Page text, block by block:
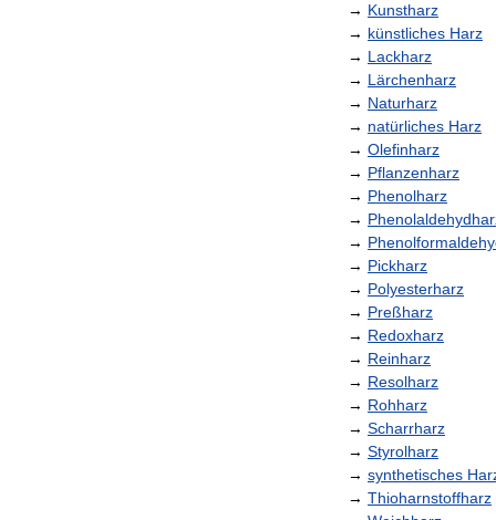
→ Kunstharz
→ künstliches Harz
→ Lackharz
→ Lärchenharz
→ Naturharz
→ natürliches Harz
→ Olefinharz
→ Pflanzenharz
→ Phenolharz
→
→
→ Pickharz
→ Polyesterharz
→ Preßharz
→ Redoxharz
→ Reinharz
→ Resolharz
→ Rohharz
→ Scharrharz
→ Styrolharz
→ synthetisches
→ Thioharnstoffharz